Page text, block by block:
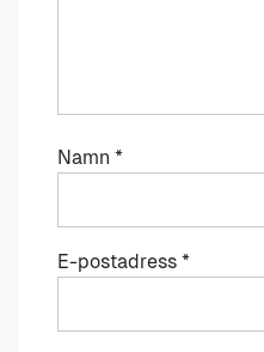
Namn *
E-postadress *